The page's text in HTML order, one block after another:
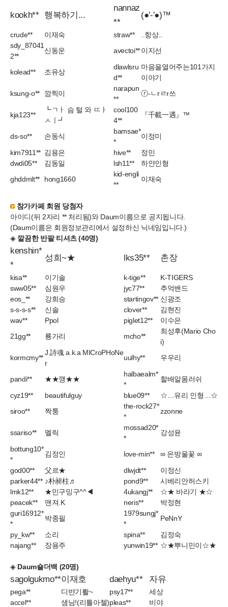
kookh** 행복하기...
nannaz
**
(●'-'●)™
crude** 이재숙 straw**
..항상..
sdy_87041
2**
신동운 avectoi**이지선
kolead** 조유상
dlawlsru
d**
마음을열어주는101가지
이야기
ksung-o**
깜찍이
narapun
**
ⓡ-ㄴrㄹr쓰
kja123**
┗ㄱㅏ 슴 털 와 ㄸㅏ
ㅅㅣ┛
cool100
4**
『千載一遇』™
ds-so** 손동식
bamsae*
*
이정미
kim7911** 김용은 hive**
정민
dwdi05**
김동일 lsh11**
하얀인형
ghddmlt**
hong1660
kid-engli
**
이재숙
참가카페 회원 당첨자
아이디(뒤 2자리 ** 처리됨)와 Daum이름으로 공지됩니다.
(Daum이름은 회원정보관리에서 설정하신 닉네임입니다.)
◈깔끔한 반팔 티셔츠 (40명)
kenshin*
*
성희~★ lks35** 촌장
kisa** 이기솔 k-tige**
K-TIGERS
sww05**
심원우 jyc77**
추억밴드
eos_**
강희승 startingov** 신광조
s-s-s-s**
신솔 clover**
김현진
wav**
Ppol piglet12**
이수은
21gg**
룡가리 mcho**
최성후(Mario Cho
i)
kormcmy**
J.詩魂 a.k.a MICroPHoNe
r
uulhy** 우우리
pandi** ★★깽★★
halbaealm*
*
할배알몸러쉬
cyz19**
beautifulguy blue09**
☆…유리 인형…☆
siroo**
짝퉁
the-rock27*
*
zzonne
ssariso** 멜릭
mossad20*
*
강성윤
bottung10*
*
김정인 love-min**
∞ 은방울꽃 ∞
god00**
父르★ dlwjdt**
이정신
parker44** ♪朴昶柱♬ pond9**
시베리안허스키
lmk12**
★민구밍구^^◀ 4ukangj**
☆★ 바라기 ★☆
peacek**
맨져.K neris**
박정현
guri16912*
*
박종필
1979sungj*
*
PeNnY
py_kw**
소리 spina**
김정숙
najang**
장용주 yunwin19** ☆★뿌니민이☆★
◈Daum숄더백 (20명)
sagolgukmo**이재호 daehyu** 자유
pega** 디뱐기뢀~ psy17**
세상
accel**
샘님!(리틀아첼)pleas** 비야